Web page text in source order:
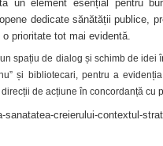
un element esențial pentru
dedicate sănătății publice,
prioritate tot mai evidentă.
spațiu de dialog și schimb de idei
și bibliotecari, pentru a
de acțiune în concordanță cu
creierului-contextul-